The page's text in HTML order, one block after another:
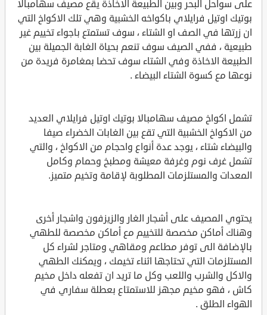
على سواحل البحر وبين الطبيعة الاخاذة يقع مصيف سهامبالا
بوتيك اوتيل فرايلاي باكواخه الخشبية وهي تلك الاكواخ التي
ان زرتها في الصف او الشتاء ، سوف تستمتع باجواء تخييم غير
طبيعية ، ففي الصيف سوف تنعم بحياة الغابة الجميلة بين
الطبيعة الاخاذة وفي الشتاء سوف تحضا بمغامرة فريدة من
نوعها مع كسوة الشتاء البيضاء .
تشمل اكواخ مصيف سهامبالا بوتيك اوتيل فرايلاي العديد
من الاكواخ الخشبية التي تقع بين الغابات الخضراء صيفا
والبيضاء شتاء ، يوجد عدة أنواع واحجام من الاكواخ ، والتي
تشمل غرف نوم وغرفة معيشة ومطبخ وحمام وكامل
المعدات والمستلزمات المطلوبة لإقامة وتخيم متميز.
يحتوي المصيف على أشجار الغار والزيزفون واشجار أخرى
وهناك أماكن مخصصة للتخييم مع أماكن مخصصة للطهي
بالإضافة الى توفر مطاعم ومقاهي ومتاجر لشراء كل
المستلزمات التي تحتاجها اثناء تخيمك ، ويمكنك الطهي
والاكل والشرب واللعب وكل ما تريد ان تفعله داخل مخيم
كاش ، فهو مخيم مجهز للاستمتاع بعطلة سفاري في
الهواء الطلق .